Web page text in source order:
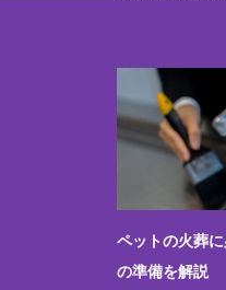
ペットの火葬
の準備を解説